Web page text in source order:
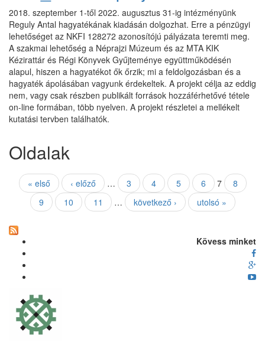
2018. szeptember 1-től 2022. augusztus 31-ig intézményünk
Reguly Antal hagyatékának kiadásán dolgozhat. Erre a pénzügyi
lehetőséget az NKFI 128272 azonosítójú pályázata teremti meg.
A szakmai lehetőség a Néprajzi Múzeum és az MTA KIK
Kézirattár és Régi Könyvek Gyűjteménye együttműködésén
alapul, hiszen a hagyatékot ők őrzik; mi a feldolgozásban és a
hagyaték ápolásában vagyunk érdekeltek. A projekt célja az eddig
nem, vagy csak részben publikált források hozzáférhetővé tétele
on-line formában, több nyelven. A projekt részletei a mellékelt
kutatási tervben találhatók.
Oldalak
« első ‹ előző … 3 4 5 6 7
8
9
10 11 … következő › utolsó »
Kövess minket